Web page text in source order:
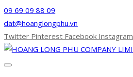
09 69 09 88 09
dat@hoanglongphu.vn
Twitter Pinterest Facebook Instagram